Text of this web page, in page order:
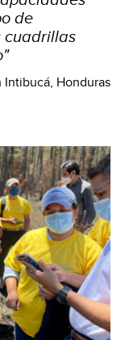
de
cuadrillas
Honduras